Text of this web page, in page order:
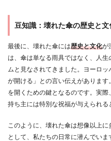
豆知識：壊れた傘の歴史と文
最後に、壊れた傘には歴史と文化が
は、傘は単なる雨具ではなく、人
ムと見なされてきました。ヨーロ
が開ける」との言い伝えがありま
を開くための鍵となるのです。実
持ち主には特別な祝福が与えられる
このように、壊れた傘は想像以上
として、私たちの日常に潜んでい